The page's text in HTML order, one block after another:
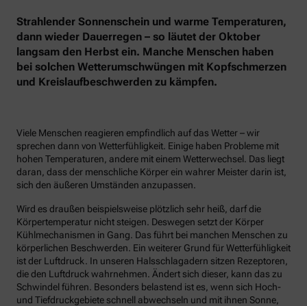
Strahlender Sonnenschein und warme Temperaturen,
dann wieder Dauerregen – so läutet der Oktober
langsam den Herbst ein. Manche Menschen haben
bei solchen Wetterumschwüngen mit Kopfschmerzen
und Kreislaufbeschwerden zu kämpfen.
Viele Menschen reagieren empfindlich auf das Wetter – wir
sprechen dann von Wetterfühligkeit. Einige haben Probleme mit
hohen Temperaturen, andere mit einem Wetterwechsel. Das liegt
daran, dass der menschliche Körper ein wahrer Meister darin ist,
sich den äußeren Umständen anzupassen.
Wird es draußen beispielsweise plötzlich sehr heiß, darf die
Körpertemperatur nicht steigen. Deswegen setzt der Körper
Kühlmechanismen in Gang. Das führt bei manchen Menschen zu
körperlichen Beschwerden. Ein weiterer Grund für Wetterfühligkeit
ist der Luftdruck. In unseren Halsschlagadern sitzen Rezeptoren,
die den Luftdruck wahrnehmen. Ändert sich dieser, kann das zu
Schwindel führen. Besonders belastend ist es, wenn sich Hoch-
und Tiefdruckgebiete schnell abwechseln und mit ihnen Sonne,